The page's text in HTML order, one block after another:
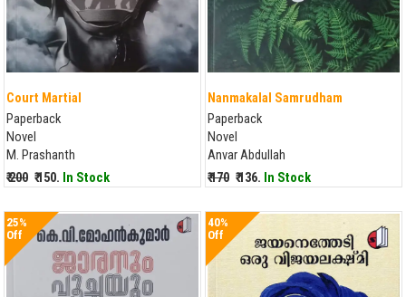
Court Martial
Paperback
Novel
M. Prashanth
₹ 200 ₹ 150. In Stock
Nanmakalal Samrudham
Paperback
Novel
Anvar Abdullah
₹ 170 ₹ 136. In Stock
25%
Off
40%
Off